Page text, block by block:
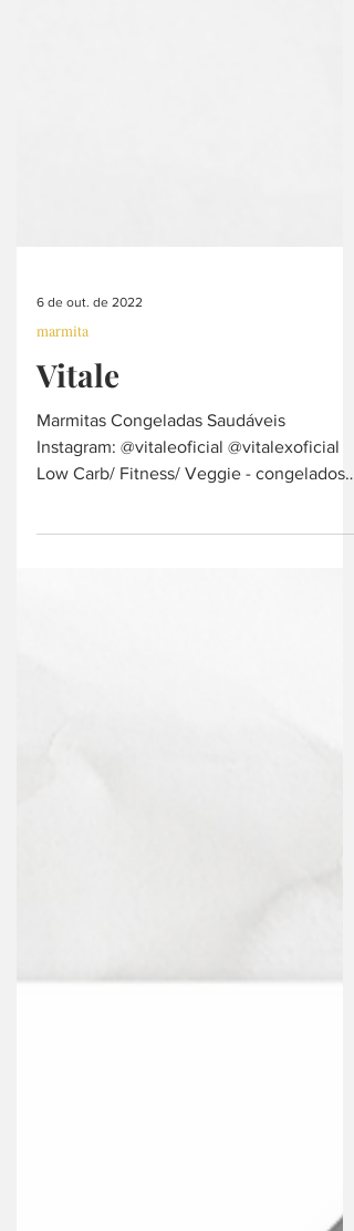
6 de out. de 2022
marmita
Vitale
Marmitas Congeladas Saudáveis
Low Carb/ Fitness/ Veggie - congelados